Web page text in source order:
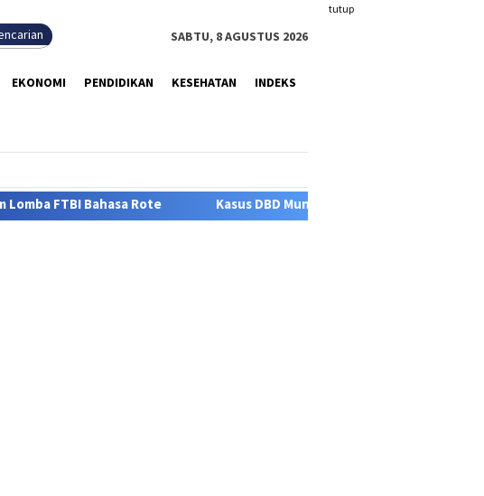
tutup
SABTU, 8 AGUSTUS 2026
EKONOMI PENDIDIKAN KESEHATAN INDEKS
Rote Kasus DBD Muncul, Warga Pertanyakan Respons Dinas